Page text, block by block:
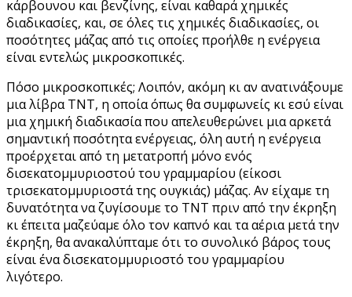
κάρβουνου και βενζίνης, είναι καθαρά χημικές
διαδικασίες, και, σε όλες τις χημικές διαδικασίες, οι
ποσότητες μάζας από τις οποίες προήλθε η ενέργεια
είναι εντελώς μικροσκοπικές.
Πόσο μικροσκοπικές; Λοιπόν, ακόμη κι αν ανατινάξουμε
μια λίβρα ΤΝΤ, η οποία όπως θα συμφωνείς κι εσύ είναι
μια χημική διαδικασία που απελευθερώνει μια αρκετά
σημαντική ποσότητα ενέργειας, όλη αυτή η ενέργεια
προέρχεται από τη μετατροπή μόνο ενός
δισεκατομμυριοστού του γραμμαρίου (είκοσι
τρισεκατομμυριοστά της ουγκιάς) μάζας. Αν είχαμε τη
δυνατότητα να ζυγίσουμε το ΤΝΤ πριν από την έκρηξη
κι έπειτα μαζεύαμε όλο τον καπνό και τα αέρια μετά την
έκρηξη, θα ανακαλύπταμε ότι το συνολικό βάρος τους
είναι ένα δισεκατομμυριοστό του γραμμαρίου
λιγότερο.